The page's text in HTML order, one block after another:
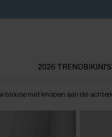
2026 TRENDBIKINI'S
blouse met knopen aan de